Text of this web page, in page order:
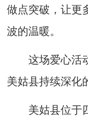
做点突破，让更
波的温暖。
这场爱心活
美姑县持续深化
美姑县位于四